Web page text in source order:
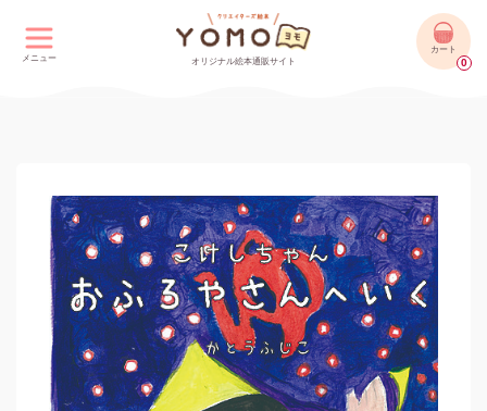
メニュー オリジナル絵本通販サイト
カート
0